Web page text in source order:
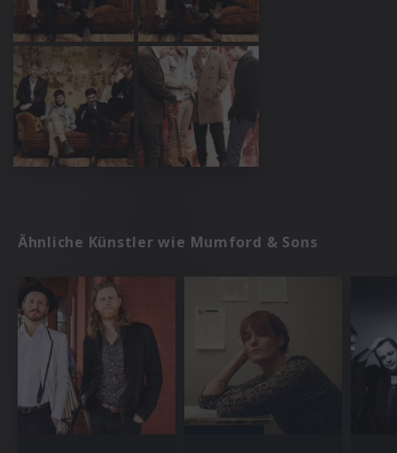
Ähnliche Künstler wie Mumford & Sons